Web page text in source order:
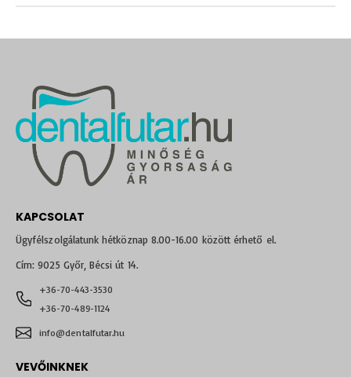
KAPCSOLAT
Ügyfélszolgálatunk hétköznap 8.00-16.00 között érhető el.
Cím: 9025 Győr, Bécsi út 14.
+36-70-443-3530
+36-70-489-1124
info@dentalfutar.hu
VEVŐINKNEK